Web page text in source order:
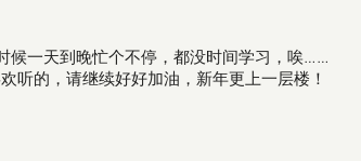
候一天到晚忙个不停，都没时间学习，唉……
听的，请继续好好加油，新年更上一层楼！